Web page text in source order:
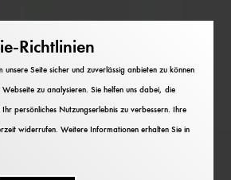
Richtlinien
Seite sicher und zuverlässig anbieten zu können
zu analysieren. Sie helfen uns dabei, die
persönliches Nutzungserlebnis zu verbessern. Ihre
widerrufen. Weitere Informationen erhalten Sie in